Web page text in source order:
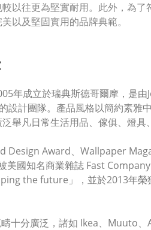
以往更為堅實耐用。此外 ， 為了
以及堅固實用的品牌典範。
年成立於瑞典斯德哥爾摩，是
設計團隊。產品風格以簡約素雅
舉凡日常生活用品、傢俱、燈具
Design Award、Wallpaper
美國知名商業雜誌 Fast
the future」，並於2013年榮
十分廣泛，諸如 Ikea、Muuto